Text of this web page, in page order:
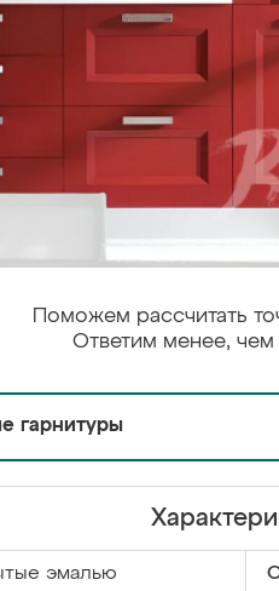
Поможем рассчитать
Ответим менее, чем
гарнитуры
эмалью